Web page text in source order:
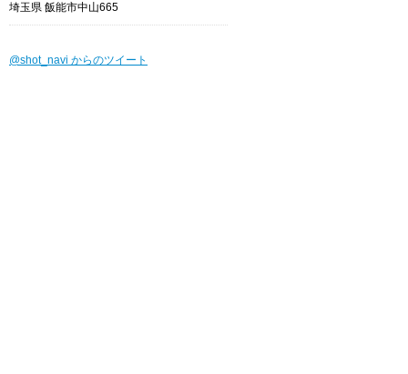
埼玉県 飯能市中山665
@shot_navi からのツイート